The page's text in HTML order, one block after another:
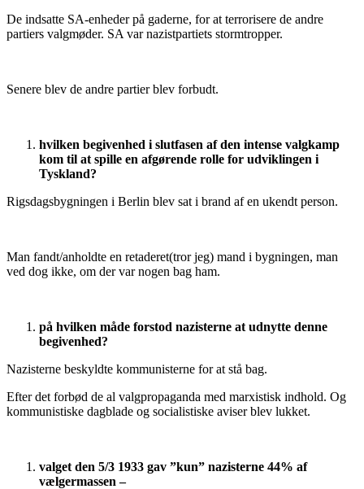
De indsatte SA-enheder på gaderne, for at terrorisere de andre
partiers valgmøder. SA var nazistpartiets stormtropper.
Senere blev de andre partier blev forbudt.
hvilken begivenhed i slutfasen af den intense valgkamp
kom til at spille en afgørende rolle for udviklingen i
Tyskland?
Rigsdagsbygningen i Berlin blev sat i brand af en ukendt person.
Man fandt/anholdte en retaderet(tror jeg) mand i bygningen, man
ved dog ikke, om der var nogen bag ham.
på hvilken måde forstod nazisterne at udnytte denne
begivenhed?
Nazisterne beskyldte kommunisterne for at stå bag.
Efter det forbød de al valgpropaganda med marxistisk indhold. Og
kommunistiske dagblade og socialistiske aviser blev lukket.
valget den 5/3 1933 gav ”kun” nazisterne 44% af
vælgermassen –